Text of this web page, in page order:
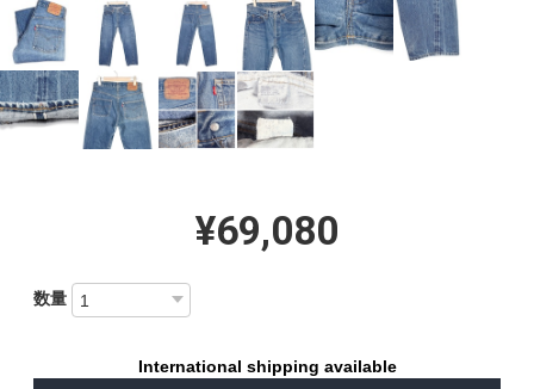
¥69,080
数量
International shipping available